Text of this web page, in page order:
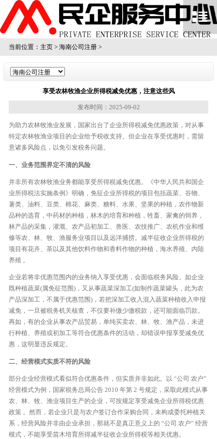
当前位置： 主页> 海南公司注册>
享受农林牧渔企业所得税减免优惠，注意这些风
发布时间：2025-09-02
为助力农林牧渔业发展，国家出台了企业所得税减免优惠政策，对从事
特定农林牧渔业项目的企业给予税收支持。但企业在享受优惠时，需留
意诸多风险点，以免引发税务问题。
一、业务范围界定不清的风险
并非所有农林牧渔业务都能享受所得税减免优惠。《中华人民共和国企
业所得税法实施条例》明确，免征企业所得税的项目包括蔬菜、谷物、
薯类、油料、豆类、棉花、麻类、糖料、水果、坚果的种植，农作物新
品种的选育，中药材的种植，林木的培育和种植，牲畜、家禽的饲养，
林产品的采集，灌溉、农产品初加工、兽医、农技推广、农机作业和维
修等农、林、牧、渔服务业项目以及远洋捕捞。减半征收企业所得税的
项目有花卉、茶以及其他饮料作物和香料作物的种植，海水养殖、内陆
养殖 。
企业若将非优惠范围内的业务纳入享受优惠，会面临税务风险。如企业
既种植蔬菜(属免征范围)，又从事蔬菜深加工(如制作蔬菜罐头，此为农
产品深加工，不属于优惠范围)，若把深加工收入混入蔬菜种植收入申报
减免，一旦被税务机关核查，不仅要补缴少缴税款，还可能面临罚款。
再如，有的企业从事农产品贸易，单纯买卖农、林、牧、渔产品，未进
行种植、养殖或初加工等符合优惠条件的活动，却错误申报享受减免优
惠，这明显违反规定。
二、经营模式实质不符的风险
部分企业经营模式看似符合优惠条件，但实质并非如此。以 “公司 农户”
经营模式为例，国家税务总局公告 2010 年第 2 号规定，采取此模式从事
农、林、牧、渔业项目生产的企业，可按规定享受减免企业所得税优惠
政策 。然而，若企业只是与农户签订合作采购合同，未构成委托种植关
系，经营风险并非由企业承担，那就不是真正意义上的 “公司 农户” 经营
模式，不能享受苗木培育所得减半征收企业所得税等相关优惠。